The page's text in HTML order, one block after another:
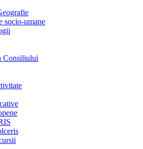
socio-umane
Consiliului